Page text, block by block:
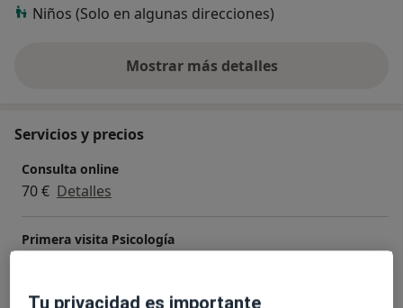
Niños (Solo en algunas direcciones)
Mostrar más detalles
sobre la experiencia
Servicios y precios
Consulta online
70 € Detalles
Primera visita Psicología
Tu privacidad es importante